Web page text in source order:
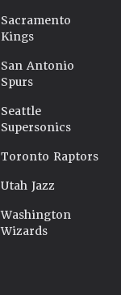
Sacramento
Kings
San Antonio
Spurs
Seattle
Supersonics
Toronto Raptors
Utah Jazz
Washington
Wizards